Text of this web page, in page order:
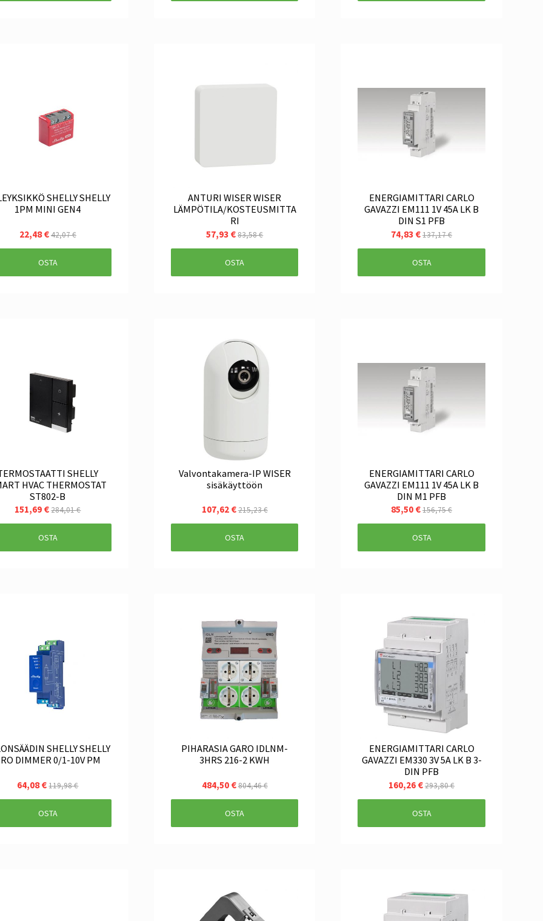
SHELLY SHELLY
1PM MINI GEN4
22,48 €42,07 €
OSTA
ANTURI WISER WISER
LÄMPÖTILA/KOSTEUSMITTA
RI
57,93 €83,58 €
OSTA
ENERGIAMITTARI CARLO
GAVAZZI EM111 1V 45A LK B
DIN S1 PFB
74,83 €137,17 €
OSTA
SHELLY
HVAC THERMOSTAT
ST802-B
151,69 € 284,01 €
OSTA
Valvontakamera-IP WISER
sisäkäyttöön
107,62 €215,23 €
OSTA
ENERGIAMITTARI CARLO
GAVAZZI EM111 1V 45A LK B
DIN M1 PFB
85,50 €156,75 €
OSTA
SHELLY SHELLY
DIMMER 0/1-10V PM
64,08 € 119,98 €
OSTA
PIHARASIA GARO IDLNM-
3HRS 216-2 KWH
484,50 €804,46 €
OSTA
ENERGIAMITTARI CARLO
GAVAZZI EM330 3V 5A LK B 3-
DIN PFB
160,26 €293,80 €
OSTA